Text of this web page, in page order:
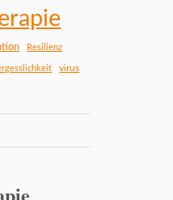
Resilienz
virus